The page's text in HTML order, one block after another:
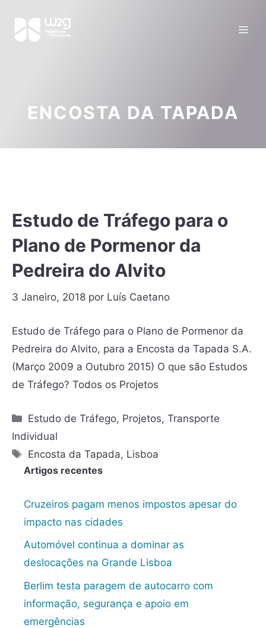
ENCOSTA DA TAPADA
Estudo de Tráfego para o
Plano de Pormenor da
Pedreira do Alvito
3 Janeiro, 2018 por Luís Caetano
Estudo de Tráfego para o Plano de Pormenor da
Pedreira do Alvito, para a Encosta da Tapada S.A.
(Março 2009 a Outubro 2015) O que são Estudos
de Tráfego? Todos os Projetos
Estudo de Tráfego, Projetos,Transporte
Individual
Encosta da Tapada, Lisboa
Artigos recentes
Cruzeiros pagam menos impostos apesar do
impacto nas cidades
Automóvel continua a dominar as
deslocações na Grande Lisboa
Berlim testa paragem de autocarro com
informação, segurança e apoio em
emergências